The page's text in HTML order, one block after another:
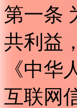
第一条
共利益
《中
互联网